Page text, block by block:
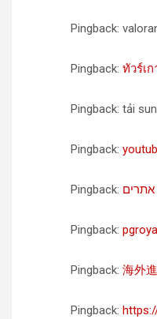
Pingback:
Pingback: ทัวร์เ
Pingback: tải
Pingback:
Pingback: אתרים
Pingback:
Pingback: 海外
Pingback: